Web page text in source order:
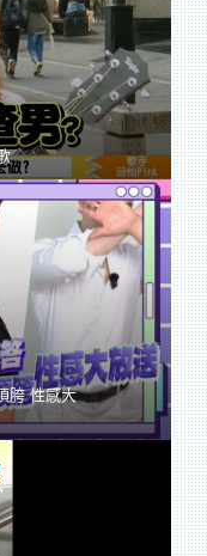
胯 性感大